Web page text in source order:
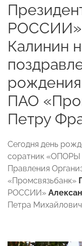
РОССИИ»
Калинин
ПАО
Петру
Сегодня день
соратник «ОПОРЫ
Правления
«Промсвязьбанк»
РОССИИ»
Петра